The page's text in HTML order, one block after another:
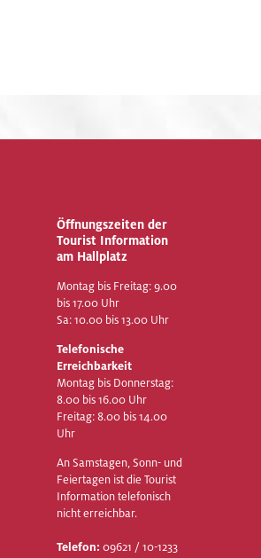
Öffnungszeiten der
Tourist Information
am Hallplatz
Montag bis Freitag: 9.00
bis 17.00 Uhr
Sa: 10.00 bis 13.00 Uhr
Telefonische
Erreichbarkeit
Montag bis Donnerstag:
8.00 bis 16.00 Uhr
Freitag: 8.00 bis 14.00
Uhr
An Samstagen, Sonn- und
Feiertagen ist die Tourist
Information telefonisch
nicht erreichbar.
Telefon: 09621 / 10-1233